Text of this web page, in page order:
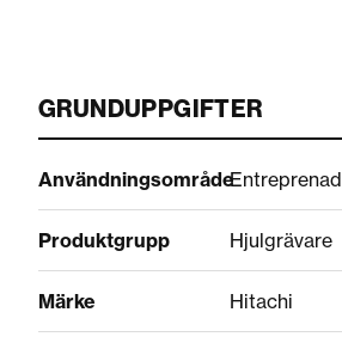
GRUNDUPPGIFTER
AnvändningsområdeEntreprenad
Produktgrupp Hjulgrävare
Märke Hitachi